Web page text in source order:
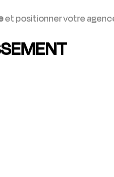
et positionner votre